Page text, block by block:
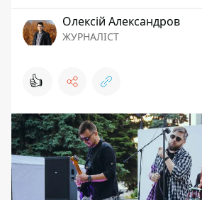
Олексій Александров
ЖУРНАЛІСТ
👍